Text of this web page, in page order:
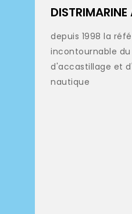
depuis 1998 la
incontournable
d'accastillage et
nautique